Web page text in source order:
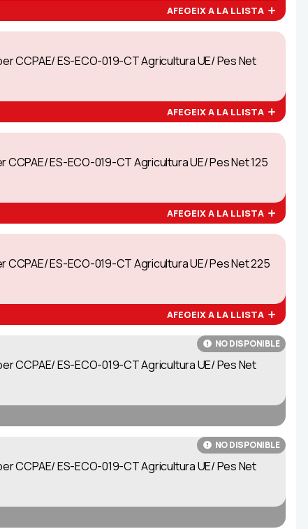
AFEGEIX A LA LLISTA
CCPAE/ ES-ECO-019-CT Agricultura UE/ Pes Net
AFEGEIX A LA LLISTA
ES-ECO-019-CT Agricultura UE/ Pes Net 125
AFEGEIX A LA LLISTA
ES-ECO-019-CT Agricultura UE/ Pes Net 225
AFEGEIX A LA LLISTA
NO DISPONIBLE
CCPAE/ ES-ECO-019-CT Agricultura UE/ Pes Net
NO DISPONIBLE
CCPAE/ ES-ECO-019-CT Agricultura UE/ Pes Net